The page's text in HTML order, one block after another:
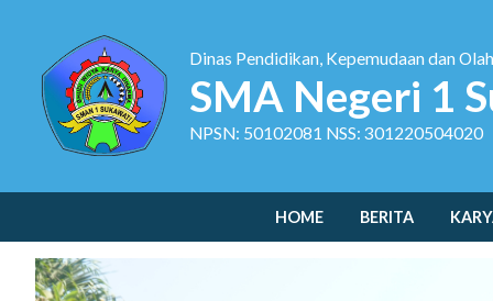
Dinas Pendidikan, Kepemudaan dan
SMA Negeri 1
NPSN: 50102081 NSS: 301220504020
HOME BERITA